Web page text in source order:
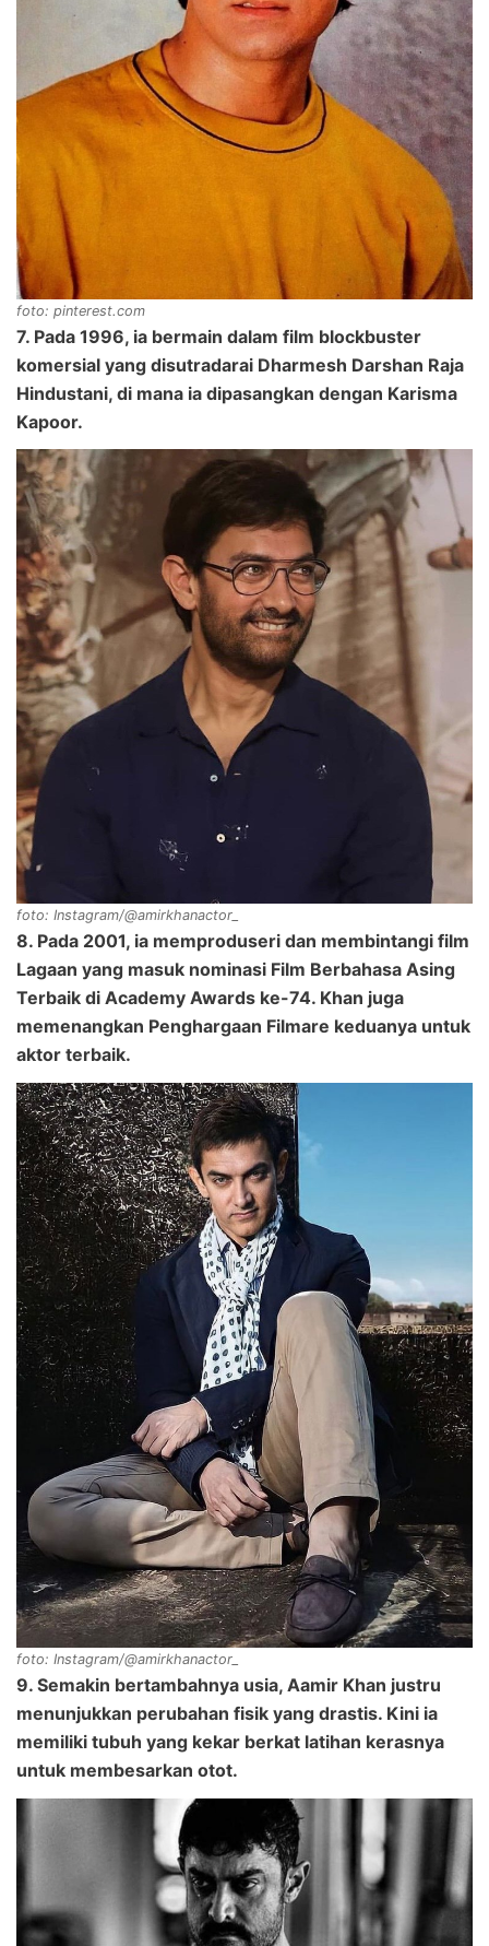
foto: pinterest.com
7. Pada 1996, ia bermain dalam film blockbuster
komersial yang disutradarai Dharmesh Darshan Raja
Hindustani, di mana ia dipasangkan dengan Karisma
Kapoor.
foto: Instagram/@amirkhanactor_
8. Pada 2001, ia memproduseri dan membintangi film
Lagaan yang masuk nominasi Film Berbahasa Asing
Terbaik di Academy Awards ke-74. Khan juga
memenangkan Penghargaan Filmare keduanya untuk
aktor terbaik.
foto: Instagram/@amirkhanactor_
9. Semakin bertambahnya usia, Aamir Khan justru
menunjukkan perubahan fisik yang drastis. Kini ia
memiliki tubuh yang kekar berkat latihan kerasnya
untuk membesarkan otot.